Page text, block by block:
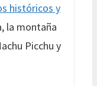
históricos y
la montaña
Picchu y